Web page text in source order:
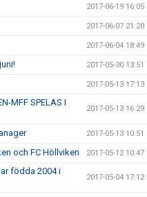
2017-06-19 16:05
2017-06-07 21:20
2017-06-04 18:49
2017-05-30 13:51
2017-05-13 17:13
MFF SPELAS I
2017-05-13 16:29
2017-05-13 10:51
och FC Höllviken 2017-05-12 10:47
födda 2004 i
2017-05-04 17:12